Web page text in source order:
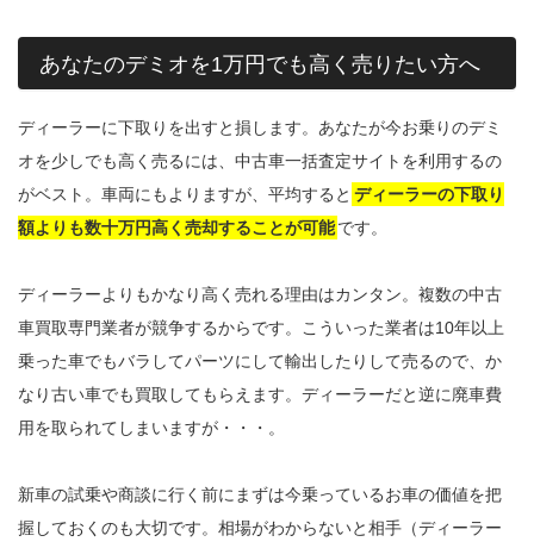
あなたのデミオを1万円でも高く売りたい方へ
ディーラーに下取りを出すと損します。あなたが今お乗りのデミ
オを少しでも高く売るには、中古車一括査定サイトを利用するの
がベスト。車両にもよりますが、平均すると ディーラーの下取り
額よりも数十万円高く売却することが可能です。
ディーラーよりもかなり高く売れる理由はカンタン。複数の中古
車買取専門業者が競争するからです。こういった業者は10年以上
乗った車でもバラしてパーツにして輸出したりして売るので、か
なり古い車でも買取してもらえます。ディーラーだと逆に廃車費
用を取られてしまいますが・・・。
新車の試乗や商談に行く前にまずは今乗っているお車の価値を把
握しておくのも大切です。相場がわからないと相手（ディーラー